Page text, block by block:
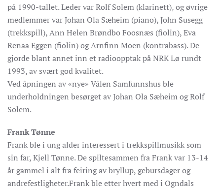
på 1990-tallet. Leder var Rolf Solem (klarinett), og øvrige
medlemmer var Johan Ola Sæheim (piano), John Susegg
(trekkspill), Ann Helen Brøndbo Foosnæs (fiolin), Eva
Renaa Eggen (fiolin) og Arnfinn Moen (kontrabass). De
gjorde blant annet inn et radioopptak på NRK Lø rundt
1993, av svært god kvalitet.
Ved åpningen av «nye» Vålen Samfunnshus ble
underholdningen besørget av Johan Ola Sæheim og Rolf
Solem.
Frank Tønne
Frank ble i ung alder interessert i trekkspillmusikk som
sin far, Kjell Tønne. De spiltesammen fra Frank var 13-14
år gammel i alt fra feiring av bryllup, gebursdager og
andrefestligheter.Frank ble etter hvert med i Ogndals